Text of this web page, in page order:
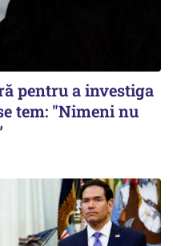
pentru a investiga
tem: "Nimeni nu